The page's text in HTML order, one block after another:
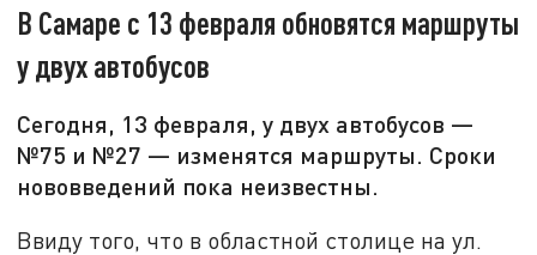
В Самаре с 13 февраля обновятся маршруты
у двух автобусов
Сегодня, 13 февраля, у двух автобусов —
№75 и №27 — изменятся маршруты. Сроки
нововведений пока неизвестны.
Ввиду того, что в областной столице на ул.